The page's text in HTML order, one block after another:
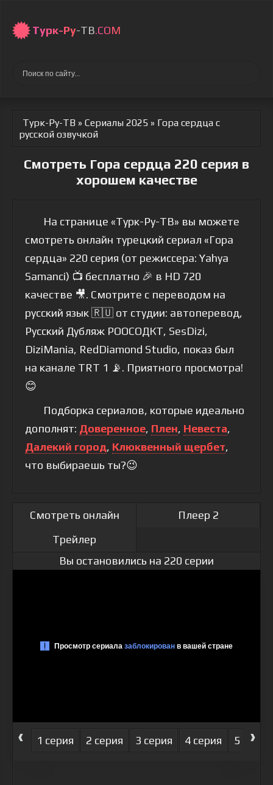
Турк-Ру-ТВ.COM
Турк-Ру-ТВ » Сериалы 2025 » Гора сердца с
русской озвучкой
Смотреть Гора сердца 220 серия в
хорошем качестве
На странице «Турк-Ру-ТВ» вы можете
смотреть онлайн турецкий сериал «Гора
сердца» 220 серия (от режиссера: Yahya
Samanci) 📺 бесплатно 🎉 в HD 720
качестве 🎥. Смотрите с переводом на
русский язык 🇷🇺 от студии: автоперевод,
Русский Дубляж РООСОДКТ, SesDizi,
DiziMania, RedDiamond Studio, показ был
на канале TRT 1 📡. Приятного просмотра!
😊
Подборка сериалов, которые идеально
дополнят: Доверенное, Плен, Невеста,
Далекий город, Клюквенный щербет,
что выбираешь ты?😉
Смотреть онлайн
Плеер 2
Трейлер
Вы остановились на 220 серии
‹ 1 серия 2 серия 3 серия 4 серия 5 серия
›